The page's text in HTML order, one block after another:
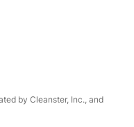
by Cleanster, Inc., and